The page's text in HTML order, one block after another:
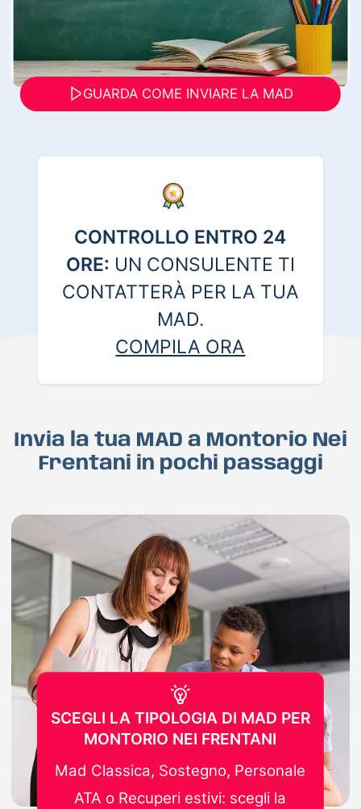
GUARDA COME INVIARE LA MAD
CONTROLLO ENTRO 24
ORE: UN CONSULENTE TI
CONTATTERÀ PER LA TUA
MAD.
COMPILA ORA
Invia la tua MAD a Montorio Nei
Frentani in pochi passaggi
SCEGLI LA TIPOLOGIA DI MAD PER
MONTORIO NEI FRENTANI
Mad Classica, Sostegno, Personale
ATA o Recuperi estivi: scegli la